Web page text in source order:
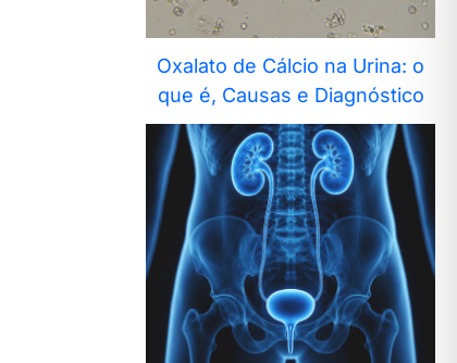
Oxalato de Cálcio na Urina: o
que é, Causas e Diagnóstico